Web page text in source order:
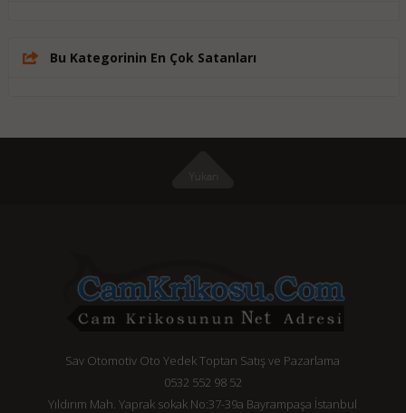
Bu Kategorinin En Çok Satanları
Sav Otomotiv Oto Yedek Toptan Satış ve Pazarlama
0532 552 98 52
Yıldırım Mah. Yaprak sokak No:37-39a Bayrampaşa İstanbul